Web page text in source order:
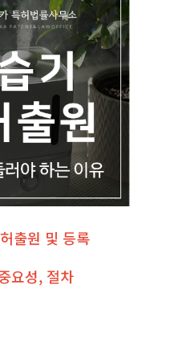
출원 및 등록
요성, 절차